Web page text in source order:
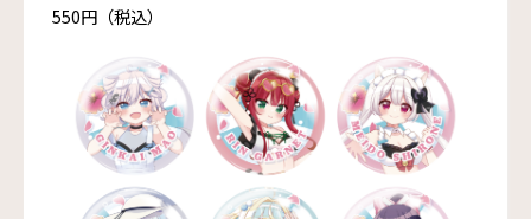
550円（税込）